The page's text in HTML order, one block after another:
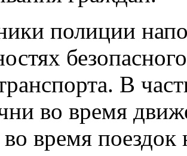
полиции
В
во время
время